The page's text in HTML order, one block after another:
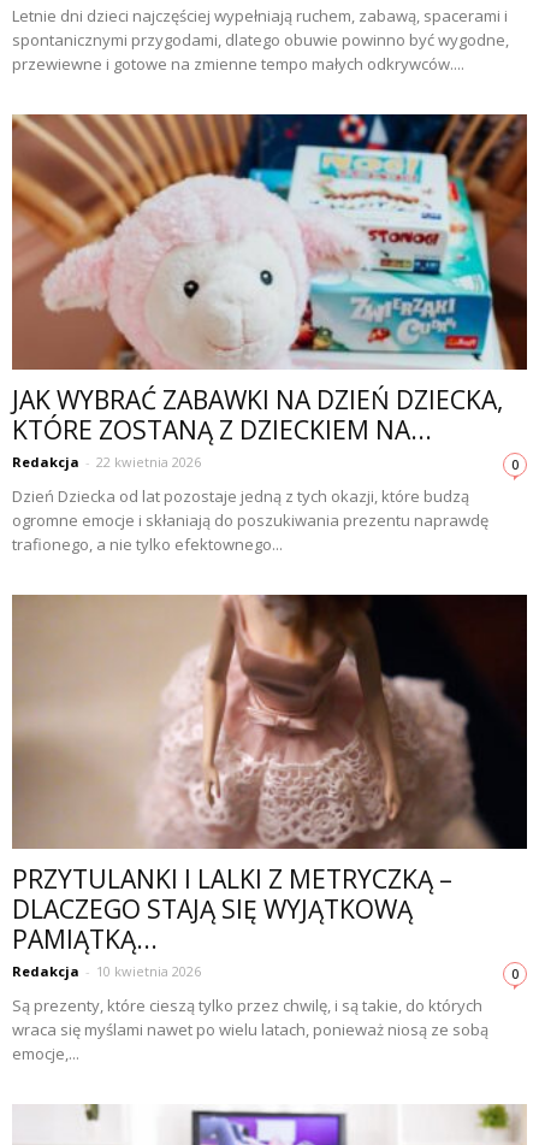
Letnie dni dzieci najczęściej wypełniają ruchem, zabawą, spacerami i
spontanicznymi przygodami, dlatego obuwie powinno być wygodne,
przewiewne i gotowe na zmienne tempo małych odkrywców....
JAK WYBRAĆ ZABAWKI NA DZIEŃ DZIECKA,
KTÓRE ZOSTANĄ Z DZIECKIEM NA...
Redakcja - 22 kwietnia 2026 0
Dzień Dziecka od lat pozostaje jedną z tych okazji, które budzą
ogromne emocje i skłaniają do poszukiwania prezentu naprawdę
trafionego, a nie tylko efektownego...
PRZYTULANKI I LALKI Z METRYCZKĄ –
DLACZEGO STAJĄ SIĘ WYJĄTKOWĄ
PAMIĄTKĄ...
Redakcja - 10 kwietnia 2026 0
Są prezenty, które cieszą tylko przez chwilę, i są takie, do których
wraca się myślami nawet po wielu latach, ponieważ niosą ze sobą
emocje,...